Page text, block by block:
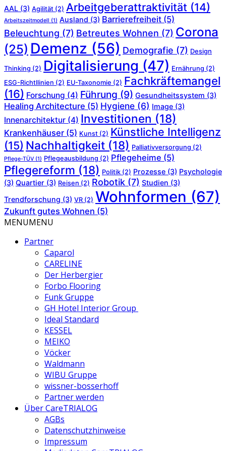
AAL (3) Agilität (2) Arbeitgeberattraktivität (14)
Arbeitszeitmodell (1) Ausland (3) Barrierefreiheit (5)
Beleuchtung (7) Betreutes Wohnen (7) Corona
(25) Demenz (56) Demografie (7) Design
Thinking (2) Digitalisierung (47) Ernährung (2)
ESG-Richtllinien (2) EU-Taxonomie (2) Fachkräftemangel
(16) Forschung (4) Führung (9) Gesundheitssystem (3)
Healing Architecture (5) Hygiene (6) Image (3)
Innenarchitektur (4) Investitionen (18)
Krankenhäuser (5) Kunst (2) Künstliche Intelligenz
(15) Nachhaltigkeit (18) Palliativversorgung (2)
Pflege-TÜV (1) Pflegeausbildung (2) Pflegeheime (5)
Pflegereform (18) Politik (2) Prozesse (3) Psychologie
(3) Quartier (3) Reisen (2) Robotik (7) Studien (3)
Trendforschung (3) VR (2) Wohnformen (67)
Zukunft gutes Wohnen (5)
MENUMENU
Partner
Caparol
CARELINE
Der Herbergier
Forbo Flooring
Funk Gruppe
GH Hotel Interior Group
Ideal Standard
KESSEL
MEIKO
Vöcker
Waldmann
WIBU Gruppe
wissner-bosserhoff
Partner werden
Über CareTRIALOG
AGBs
Datenschutzhinweise
Impressum